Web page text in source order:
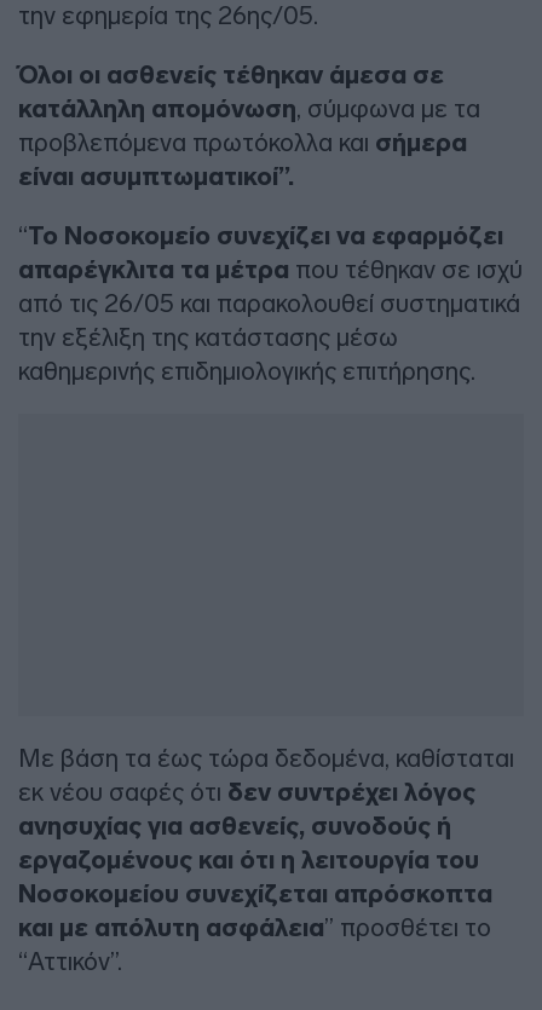
την εφημερία της 26ης/05.
Όλοι οι ασθενείς τέθηκαν άμεσα σε
κατάλληλη απομόνωση, σύμφωνα με τα
προβλεπόμενα πρωτόκολλα και σήμερα
είναι ασυμπτωματικοί”.
“Το Νοσοκομείο συνεχίζει να εφαρμόζει
απαρέγκλιτα τα μέτρα που τέθηκαν σε ισχύ
από τις 26/05 και παρακολουθεί συστηματικά
την εξέλιξη της κατάστασης μέσω
καθημερινής επιδημιολογικής επιτήρησης.
Με βάση τα έως τώρα δεδομένα, καθίσταται
εκ νέου σαφές ότι δεν συντρέχει λόγος
ανησυχίας για ασθενείς, συνοδούς ή
εργαζομένους και ότι η λειτουργία του
Νοσοκομείου συνεχίζεται απρόσκοπτα
και με απόλυτη ασφάλεια” προσθέτει το
“Αττικόν”.